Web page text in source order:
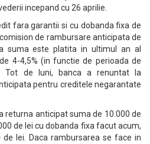
incepand cu 26 aprilie.
fara garantii si cu dobanda fixa de
de rambursare anticipata de
suma este platita in ultimul an al
4-4,5% (in functie de perioada de
Tot de luni, banca a renuntat la
pentru creditele negarantate
returna anticipat suma de 10.000 de
de lei cu dobanda fixa facut acum,
lei. Daca rambursarea se face in